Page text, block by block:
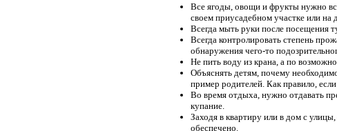
Все ягоды, овощи и фрукты нужно
своем приусадебном участке или на
Всегда мыть руки после посещения
Всегда контролировать степень
обнаружения чего-то
Не пить воду из крана, а по
Объяснять детям, почему
пример родителей. Как правило,
Во время отдыха, нужно отдавать
купание.
Заходя в квартиру или в дом с
обеспечено.